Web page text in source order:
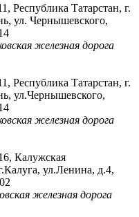
Республика Татарстан, г.
ул. Чернышевского,
железная дорога
Республика Татарстан, г.
ул.Чернышевского,
железная дорога
Калужская
ул.Ленина, д.4,
железная дорога